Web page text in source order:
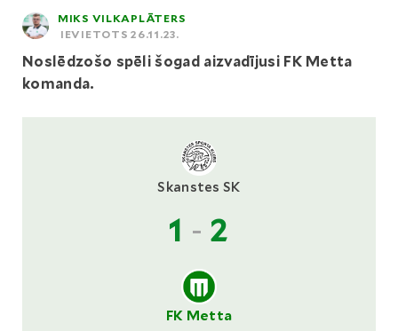
MIKS VILKAPLĀTERS
IEVIETOTS 26.11.23.
Noslēdzošo spēli šogad aizvadījusi FK Metta
komanda.
Skanstes SK
1 - 2
FK Metta